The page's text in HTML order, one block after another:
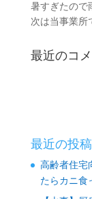
暑すぎたので
次は当事業所
最近のコ
最近の投稿
高齢者住宅
たらカニ食